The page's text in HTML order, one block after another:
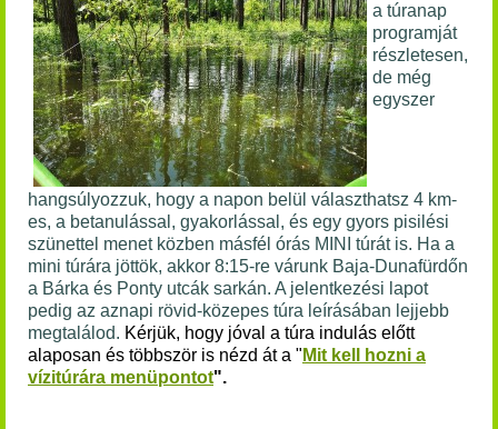
a túranap
programját
részletesen,
de még
egyszer
hangsúlyozzuk, hogy a napon belül választhatsz 4 km-
es, a betanulással, gyakorlással, és egy gyors pisilési
szünettel menet közben másfél órás MINI túrát is. Ha a
mini túrára jöttök, akkor 8:15-re várunk Baja-Dunafürdőn
a Bárka és Ponty utcák sarkán. A jelentkezési lapot
pedig az aznapi rövid-közepes túra leírásában lejjebb
megtalálod. Kérjük, hogy jóval a túra indulás előtt
alaposan és többször is nézd át a " Mit kell hozni a
vízitúrára menüpontot".